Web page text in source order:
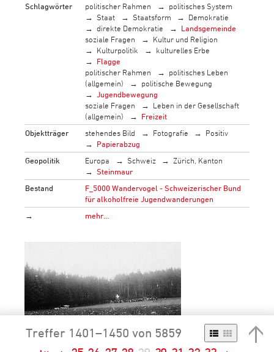
Schlagwörter
politischer Rahmen
politisches System
Staat
Staatsform
Demokratie
direkte Demokratie
Landsgemeinde
soziale Fragen
Kultur und Religion
Kulturpolitik
kulturelles Erbe
Flagge
politischer Rahmen
politisches Leben
(allgemein)
politische Bewegung
Jugendbewegung
soziale Fragen
Leben in der Gesellschaft
(allgemein)
Freizeit
Objektträger
stehendes Bild Fotografie
Positiv
Papierabzug
Geopolitik
Europa Schweiz
Zürich, Kanton
Steinmaur
Bestand
F_5000 Wandervogel - Schweizerischer Bund
für alkoholfreie Jugendwanderungen
→
mehr…
Treffer 1401–1450 von 5859